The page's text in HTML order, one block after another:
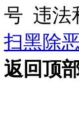
号 违法
扫黑除
返回顶